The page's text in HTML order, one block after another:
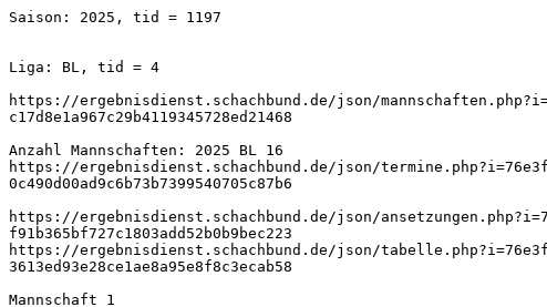
Saison: 2025, tid = 1197
Liga: BL, tid = 4
https://ergebnisdienst.schachbund.de/json/
c17d8e1a967c29b4119345728ed21468
Anzahl Mannschaften: 2025 BL 16
https://ergebnisdienst.schachbund.de/json/
0c490d00ad9c6b73b7399540705c87b6
https://ergebnisdienst.schachbund.de/json/
f91b365bf727c1803add52b0b9bec223
https://ergebnisdienst.schachbund.de/json/
3613ed93e28ce1ae8a95e8f8c3ecab58
Mannschaft 1